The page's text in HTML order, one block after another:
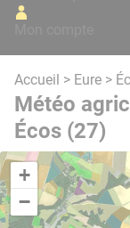
Accueil > Eure >
Météo
Écos (27)
+
−